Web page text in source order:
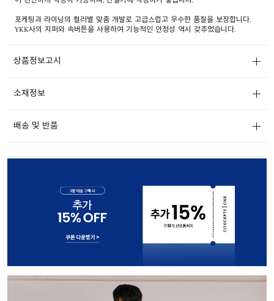
포케팅과 라이닝의 컬러별 맞춤 개발로 고급스럽고 우수한 품질을 보장합니다.
YKK사의 지퍼와 속버튼을 사용하여 기능적인 안정성 역시 갖추었습니다.
상품정보고시
소재정보
배송 및 반품